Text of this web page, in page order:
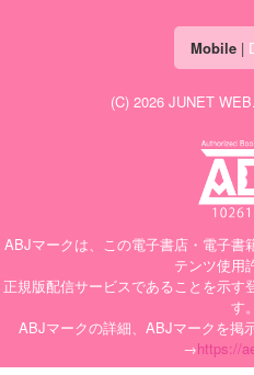
Mobile|
(C) 2026 JUNET WEB
ABJマークは、この電子書店・電子書
テンツ使用
正規版配信サービスであることを示す
す。
ABJマークの詳細、ABJマークを掲
→https://